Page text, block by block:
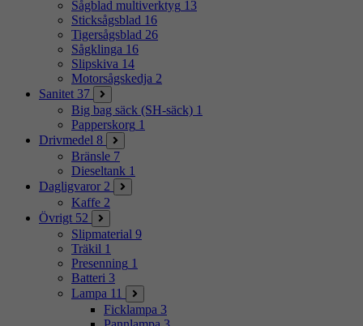
Sågblad multiverktyg 13
Sticksågsblad 16
Tigersågsblad 26
Sågklinga 16
Slipskiva 14
Motorsågskedja 2
Sanitet 37
Big bag säck (SH-säck) 1
Papperskorg 1
Drivmedel 8
Bränsle 7
Dieseltank 1
Dagligvaror 2
Kaffe 2
Övrigt 52
Slipmaterial 9
Träkil 1
Presenning 1
Batteri 3
Lampa 11
Ficklampa 3